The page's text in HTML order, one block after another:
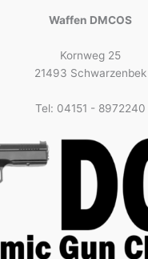
Waffen DMCOS
Kornweg 25
21493 Schwarzenbek
Tel: 04151 - 8972240